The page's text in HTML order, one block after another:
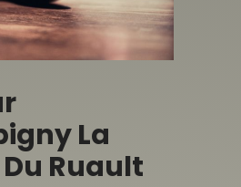
La
Ruault